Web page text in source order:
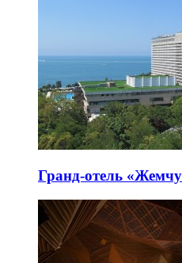
Гранд-отель